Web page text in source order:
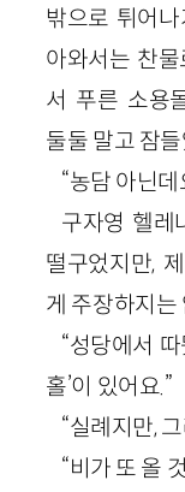
밖으로 튀어
아와서는 찬
서 푸른 소용
둘둘 말고 잠
“농담 아닌데
구자영 헬레
떨구었지만,
게 주장하지는
“성당에서
홀’이 있어요.”
“실례지만,
“비가 또 올